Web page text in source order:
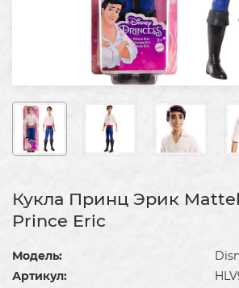
Кукла Принц Эрик
Prince Eric
Модель:
Артикул: